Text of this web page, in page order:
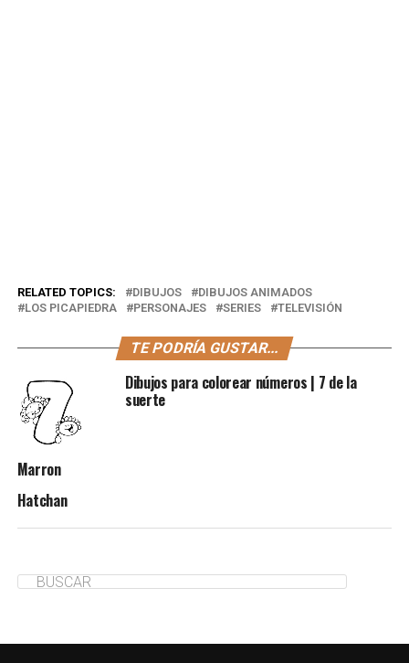
RELATED TOPICS: DIBUJOS
DIBUJOS ANIMADOS
LOS PICAPIEDRA
PERSONAJES SERIES TELEVISIÓN
TE PODRÍA GUSTAR...
Dibujos para colorear números | 7 de la
suerte
Marron
Hatchan